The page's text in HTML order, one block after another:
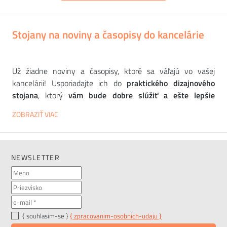
Stojany na noviny a časopisy do kancelárie
Už žiadne noviny a časopisy, ktoré sa váľajú vo vašej
kancelárii! Usporiadajte ich do praktického dizajnového
stojana, ktorývám bude dobre slúžiť a ešte lepšie
výrobcov, ako sú
partnerov na prvý pohľad. Materiály na čítanie alebo
dokumenty, ktoré potrebujete, budete mať vždy
po ruke. Stojan môže slúžiť aj ako
Okrem toho si môžete vybrať
mnohých výrobkov. V katalógu nájdete
kúskyaklasické elegantné tvarystojanov, ktoré sa hodia
ZOBRAZIŤ VIAC
NEWSLETTER
{ souhlasim-se } { zpracovanim-osobnich-udaju }